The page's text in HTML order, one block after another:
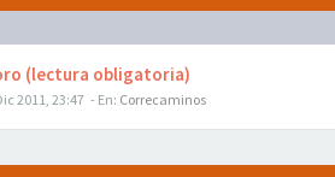
(lectura obligatoria)
2011, 23:47 - En: Correcaminos